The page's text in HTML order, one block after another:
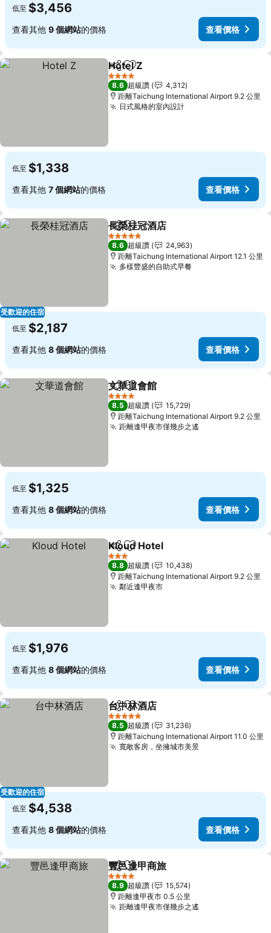
低至 $3,456
查看其他 9 個網站的價格 查看價格
分享 加入我的最愛
Hotel Z
4 星級
8.6 超級讚
4,312
距離Taichung International Airport 9.2 公里
日式風格的室內設計
低至 $1,338
查看其他 7 個網站的價格 查看價格
受歡迎的住宿
分享 加入我的最愛
長榮桂冠酒店
5 星級
8.6 超級讚
24,963
距離Taichung International Airport 12.1 公里
多樣豐盛的自助式早餐
低至 $2,187
查看其他 8 個網站的價格 查看價格
分享 加入我的最愛
文華道會館
4 星級
8.5 超級讚
15,729
距離Taichung International Airport 9.2 公里
距離逢甲夜市僅幾步之遙
低至 $1,325
查看其他 8 個網站的價格 查看價格
分享 加入我的最愛
Kloud Hotel
3 星級
8.8 超級讚
10,438
距離Taichung International Airport 9.2 公里
鄰近逢甲夜市
低至 $1,976
查看其他 8 個網站的價格 查看價格
受歡迎的住宿
分享 加入我的最愛
台中林酒店
5 星級
8.5 超級讚
31,236
距離Taichung International Airport 11.0 公里
寬敞客房，坐擁城市美景
低至 $4,538
查看其他 8 個網站的價格 查看價格
分享 加入我的最愛
豐邑逢甲商旅
4 星級
8.9 超級讚
15,574
距離逢甲夜市 0.5 公里
距離逢甲夜市僅幾步之遙